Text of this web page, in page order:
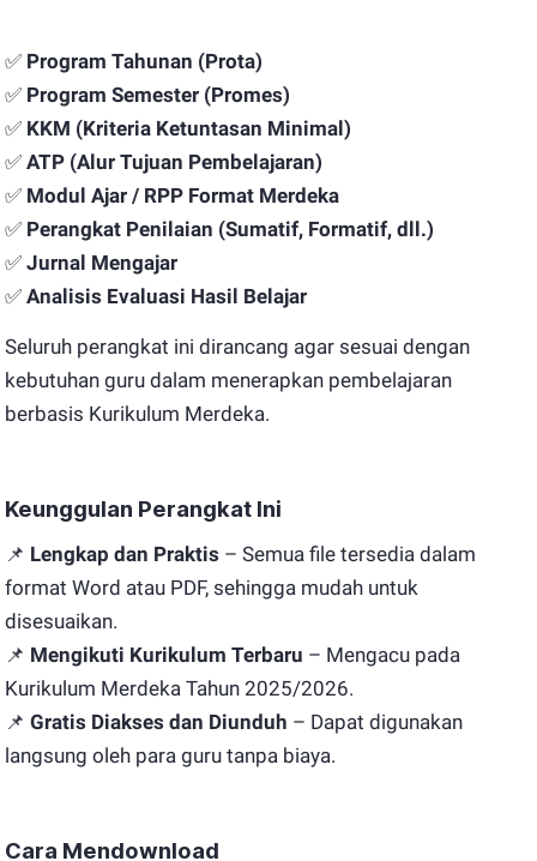
✅ Program Tahunan (Prota)
✅ Program Semester (Promes)
✅ KKM (Kriteria Ketuntasan Minimal)
✅ATP (Alur Tujuan Pembelajaran)
✅ Modul Ajar / RPP Format Merdeka
✅ Perangkat Penilaian (Sumatif, Formatif, dll.)
✅Jurnal Mengajar
✅Analisis Evaluasi Hasil Belajar
Seluruh perangkat ini dirancang agar sesuai dengan
kebutuhan guru dalam menerapkan pembelajaran
berbasis Kurikulum Merdeka.
Keunggulan Perangkat Ini
📌 Lengkap dan Praktis – Semua file tersedia dalam
format Word atau PDF, sehingga mudah untuk
disesuaikan.
📌 Mengikuti Kurikulum Terbaru – Mengacu pada
Kurikulum Merdeka Tahun 2025/2026.
📌Gratis Diakses dan Diunduh – Dapat digunakan
langsung oleh para guru tanpa biaya.
Cara Mendownload